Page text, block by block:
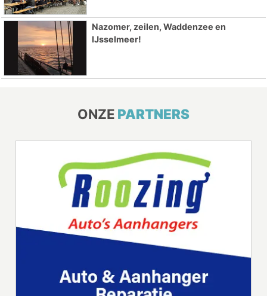
Nazomer, zeilen, Waddenzee en
IJsselmeer!
ONZE PARTNERS